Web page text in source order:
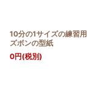
10分の1サイズの練習用
ズボンの型紙
0円(税別)